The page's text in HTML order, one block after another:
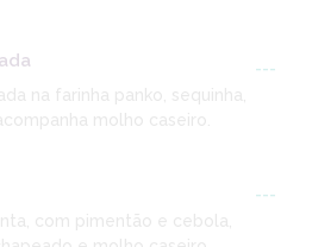
---
molho caseiro.
---
com pimentão e cebola,